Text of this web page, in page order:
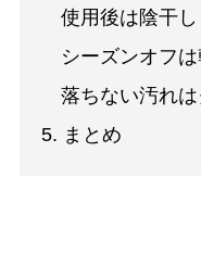
使用後は陰干し
シーズンオフは
落ちない汚れは
5. まとめ